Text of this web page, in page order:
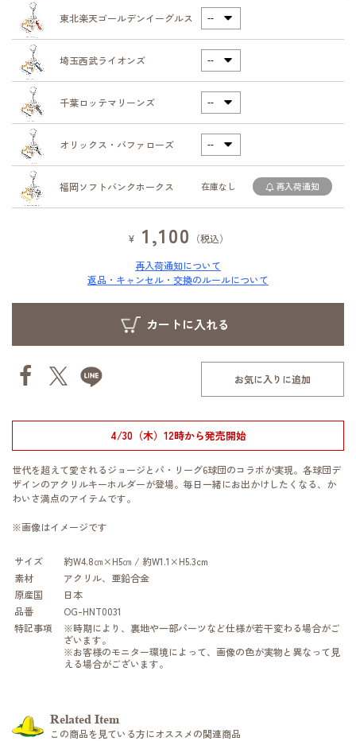
東北楽天ゴールデンイーグルス
埼玉西武ライオンズ
千葉ロッテマリーンズ
オリックス・バファローズ
福岡ソフトバンクホークス 在庫なし 再入荷通知
¥ 1,100
（税込）
再入荷通知について
返品・キャンセル・交換のルールについて
お気に入りに追加
4/30（木）12時から発売開始
世代を超えて愛されるジョージとパ・リーグ6球団のコラボが実現。各球団デ
ザインのアクリルキーホルダーが登場。毎日一緒にお出かけしたくなる、か
わいさ満点のアイテムです。
※画像はイメージです
サイズ
約W4.8㎝×H5㎝ / 約W1.1×H5.3cm
素材
アクリル、亜鉛合金
原産国
日本
品番
OG-HNT0031
特記事項
※時期により、裏地や一部パーツなど仕様が若干変わる場合がご
ざいます。
※お客様のモニター環境によって、画像の色が実物と異なって見
える場合がございます。
Related Item
この商品を見ている方にオススメの関連商品